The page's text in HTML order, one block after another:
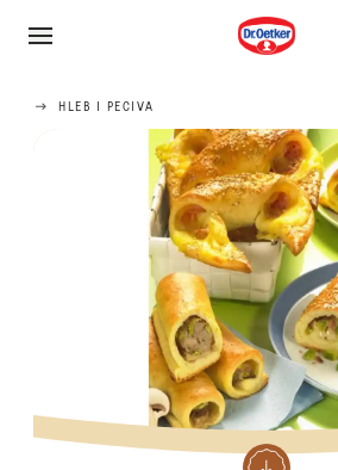
HLEB I PECIVA